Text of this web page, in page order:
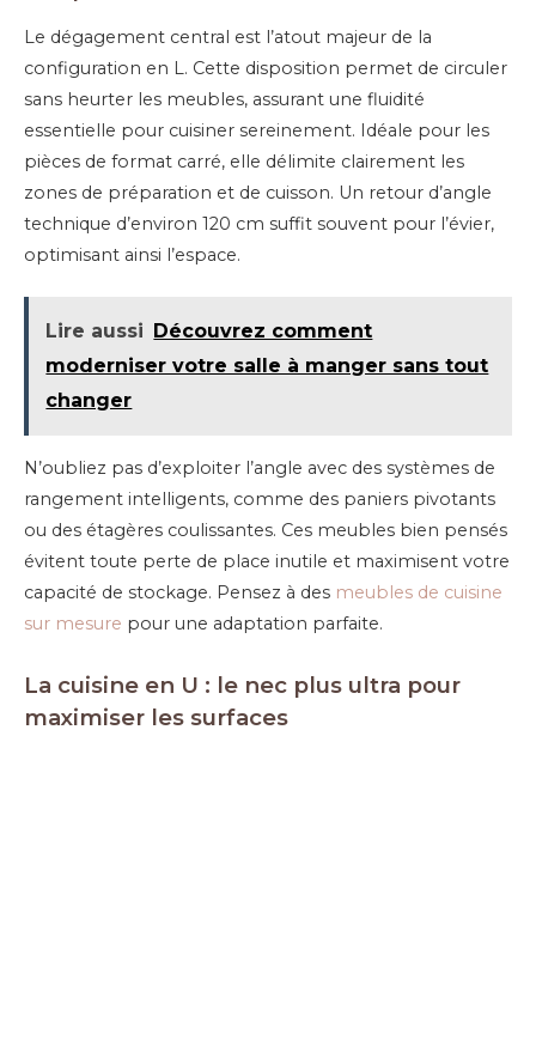
Le dégagement central est l’atout majeur de la
configuration en L. Cette disposition permet de circuler
sans heurter les meubles, assurant une fluidité
essentielle pour cuisiner sereinement. Idéale pour les
pièces de format carré, elle délimite clairement les
zones de préparation et de cuisson. Un retour d’angle
technique d’environ 120 cm suffit souvent pour l’évier,
optimisant ainsi l’espace.
Lire aussi
Découvrez comment
moderniser votre salle à manger sans tout
changer
N’oubliez pas d’exploiter l’angle avec des systèmes de
rangement intelligents, comme des paniers pivotants
ou des étagères coulissantes. Ces meubles bien pensés
évitent toute perte de place inutile et maximisent votre
capacité de stockage. Pensez à des meubles de cuisine
sur mesure pour une adaptation parfaite.
La cuisine en U : le nec plus ultra pour
maximiser les surfaces